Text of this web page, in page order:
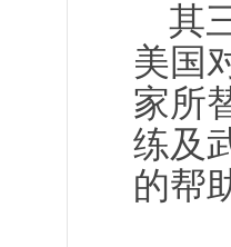
其
美国
家所
练及
的帮